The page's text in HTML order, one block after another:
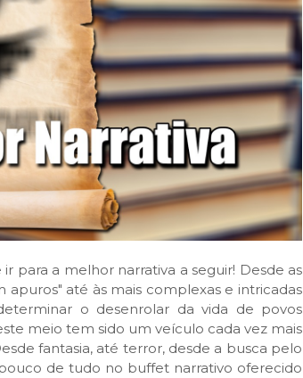
para a melhor narrativa a seguir! Desde as
apuros" até às mais complexas e intricadas
o desenrolar da vida de povos
meio tem sido um veículo cada vez mais
fantasia, até terror, desde a busca pelo
de tudo no buffet narrativo oferecido